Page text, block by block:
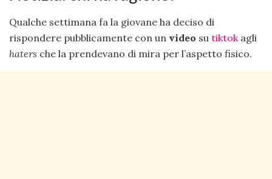
Qualche settimana fa la giovane ha deciso di
rispondere pubblicamente con un video su tiktokagli
haters che la prendevano di mira per l’aspetto fisico.